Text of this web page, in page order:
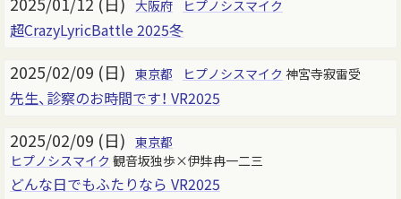
大阪府 ヒプノシスマイク
超CrazyLyricBattle 2025冬
2025/02/09 (日) 東京都 ヒプノシスマイク 神宮寺寂雷受
先生、診察のお時間です！ VR2025
2025/02/09 (日) 東京都
ヒプノシスマイク 観音坂独歩×伊弉冉一二三
どんな日でもふたりなら VR2025